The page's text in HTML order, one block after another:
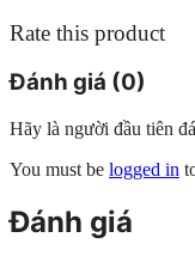
Rate this product
Đánh giá (0)
Hãy là người đầu tiên
You must be logged in
Đánh giá